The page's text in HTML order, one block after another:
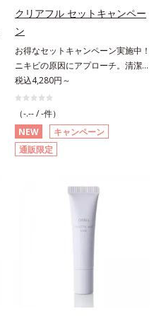
(*1)から成る「ナノVCショットカプ
から成分を放出する特殊技術によっ
て、高い浸透力(*2)と安定性を実
現。毛穴の目立ちをしっかりケア
(*3)して、ゆらぎやすいニキビ肌
を、みずみずしい清潔な垢抜け肌
(*4)へと導きます。たっぷりの保湿
成分で低刺激。敏感肌の方にもお使
いいただけます(*5)。*1 テトラ2-ヘ
キシルデカン酸アスコルビル、天然
酸、ユズセラミド、スフィンゴ糖脂
質*2 角層内*3 うるおいによりキメ
を整えて毛穴を目立たなくする*4
洗浄による汚れの除去*5 すべての
おきないというわけではありませ
クリアフル セットキャンペー
ン
お得なセットキャンペーン実施中！
ニキビの原因にアプローチ。清潔な
垢抜け肌(*1)へ。「ニキビをくり返
してしまう」「毛穴目立ち(*2)が気
になる」「マスク生活であごや口ま
わりのニキビが気になる」というお
悩みに。くり返しニキビの根本原因
「肌のバリア機能の低下」と、肌悩
プローチする、薬用ニキビ対策スキ
ンケアシリーズです。5種の和漢植
物由来成分とコラーゲンが肌をいた
わりながらうるおいを与え、バリア
機能を維持。ニキビができにくい肌
導体(*3)と5種の整肌成分(*4)から成
税込4,280円～
（-.-- / -件）
NEW
キャンペーン
通販限定